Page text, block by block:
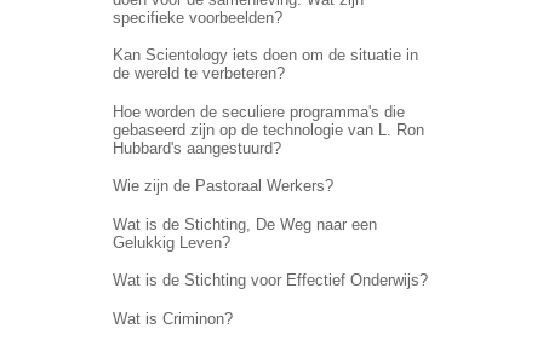
specifieke voorbeelden?
Kan Scientology iets doen om de situatie in
de wereld te verbeteren?
Hoe worden de seculiere programma's die
gebaseerd zijn op de technologie van L. Ron
Hubbard's aangestuurd?
Wie zijn de Pastoraal Werkers?
Wat is de Stichting, De Weg naar een
Gelukkig Leven?
Wat is de Stichting voor Effectief Onderwijs?
Wat is Criminon?